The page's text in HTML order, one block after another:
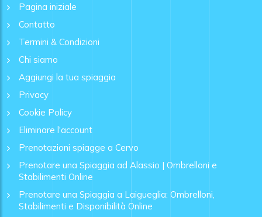
Pagina iniziale
Contatto
Termini & Condizioni
Chi siamo
Aggiungi la tua spiaggia
Privacy
Cookie Policy
Eliminare l'account
Prenotazioni spiagge a Cervo
Prenotare una Spiaggia ad Alassio | Ombrelloni e
Stabilimenti Online
Prenotare una Spiaggia a Laigueglia: Ombrelloni,
Stabilimenti e Disponibilità Online